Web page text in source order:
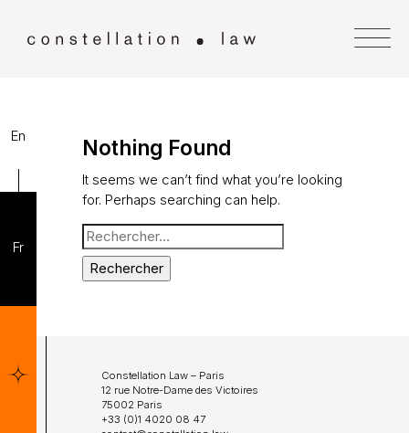
Accueil
Notre équipe
Constellation Médiation
En
Fr
Nothing Found
It seems we can’t find what you’re looking
for. Perhaps searching can help.
Rechercher :
Constellation Law – Paris
12 rue Notre-Dame des Victoires
75002 Paris
+33 (0)1 4020 08 47
CONTACTEZ-NOUS